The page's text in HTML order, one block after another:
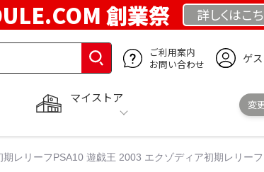
創業祭 詳しくはこ
ご利用案内
お問い合わせ
ゲ
マイストア
変
レリーフPSA10 遊戯王 2003 エクゾディア初期レリーフ